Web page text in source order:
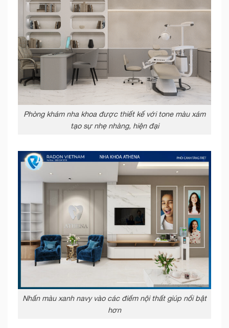
Phòng khám nha khoa được thiết kế với tone màu xám
tạo sự nhẹ nhàng, hiện đại
Nhấn màu xanh navy vào các điểm nội thất giúp nổi bật
hơn